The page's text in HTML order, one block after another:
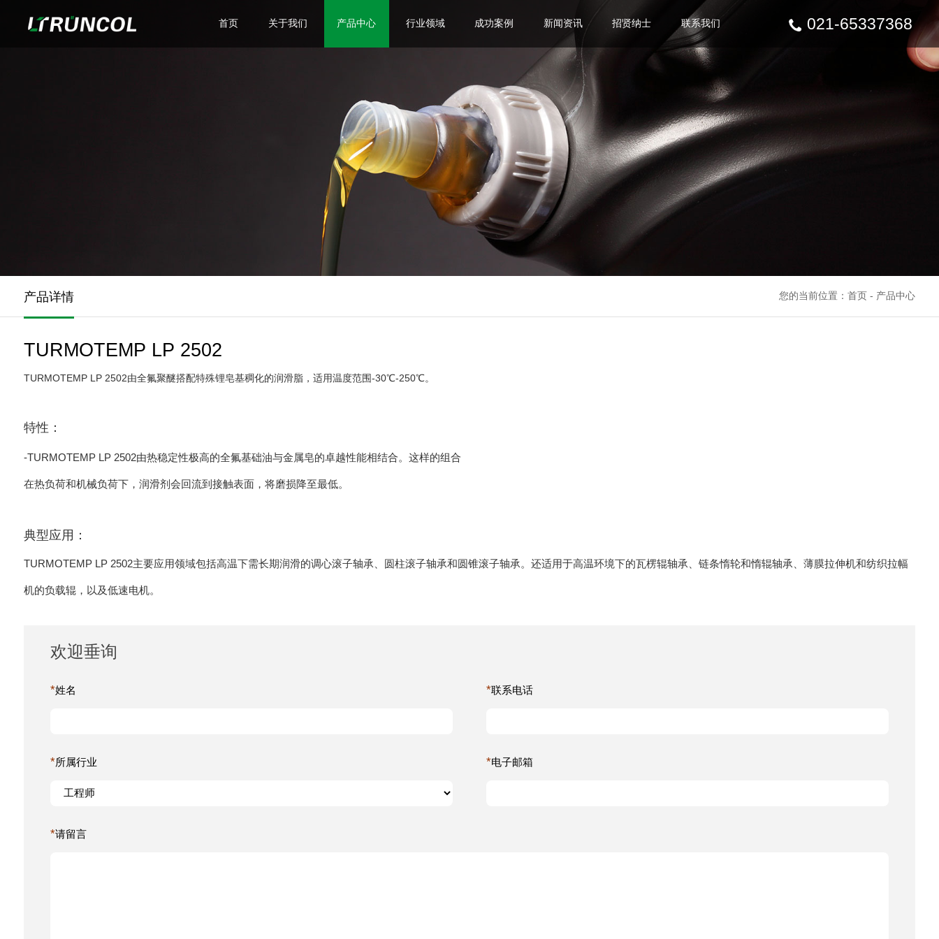
首页 关于我们 产品中心 行业领域 成功案例 新闻资讯
公司动态
行业资讯
招贤纳士 联系我们 021-65337368
您的当前位置：首页 - 产品中心
产品详情
TURMOTEMP LP 2502
TURMOTEMP LP 2502由全氟聚醚搭配特殊锂皂基稠化的润滑脂，适用温度范围-30℃-250℃。
特性：
-TURMOTEMP LP 2502由热稳定性极高的全氟基础油与金属皂的卓越性能相结合。这样的组合
在热负荷和机械负荷下，润滑剂会回流到接触表面，将磨损降至最低。
典型应用：
TURMOTEMP LP 2502主要应用领域包括高温下需长期润滑的调心滚子轴承、圆柱滚子轴承和圆锥滚子轴承。还适用于高温环境下的瓦楞辊轴承、链条惰轮和惰辊轴承、薄膜拉伸机和纺织拉幅
机的负载辊，以及低速电机。
欢迎垂询
*姓名 *联系电话
*所属行业 *电子邮箱
*请留言